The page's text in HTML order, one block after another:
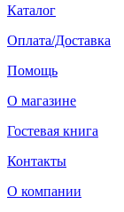
Каталог
Оплата/Доставка
Помощь
О магазине
Гостевая книга
Контакты
О компании